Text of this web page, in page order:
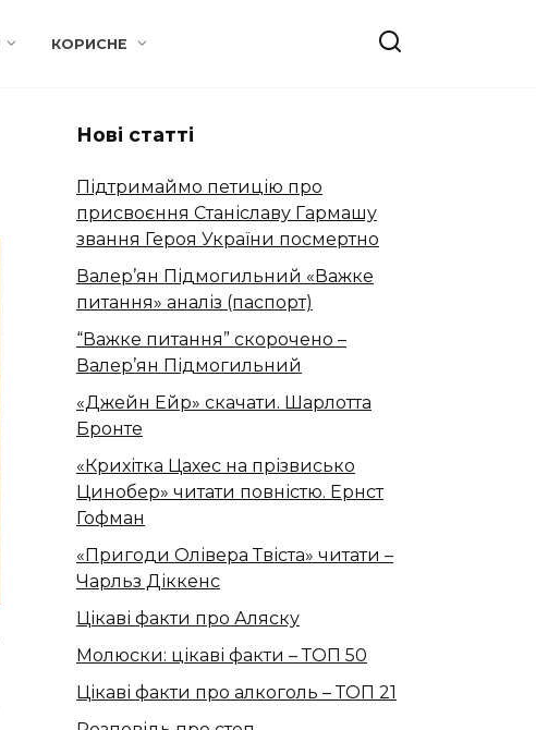
КОРИСНЕ
Нові статті
Підтримаймо петицію про
присвоєння Станіславу Гармашу
звання Героя України посмертно
Валер’ян Підмогильний «Важке
питання» аналіз (паспорт)
“Важке питання” скорочено –
Валер’ян Підмогильний
«Джейн Ейр» скачати. Шарлотта
Бронте
«Крихітка Цахес на прізвисько
Цинобер» читати повністю. Ернст
Гофман
«Пригоди Олівера Твіста» читати –
Чарльз Діккенс
Цікаві факти про Аляску
Молюски: цікаві факти – ТОП 50
Цікаві факти про алкоголь – ТОП 21